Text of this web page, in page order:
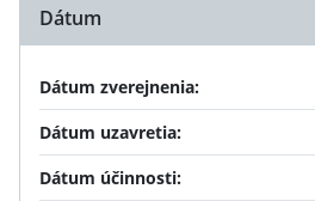
Dátum
Dátum zverejnenia:
Dátum uzavretia:
Dátum účinnosti: